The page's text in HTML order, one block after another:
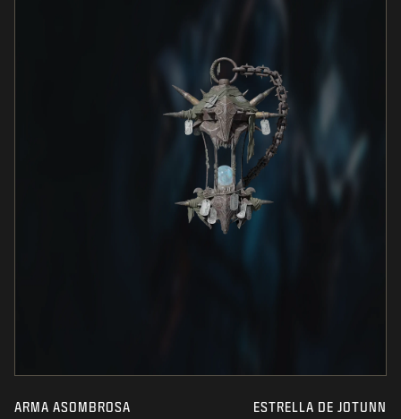
ARMA ASOMBROSA ESTRELLA DE JOTUNN